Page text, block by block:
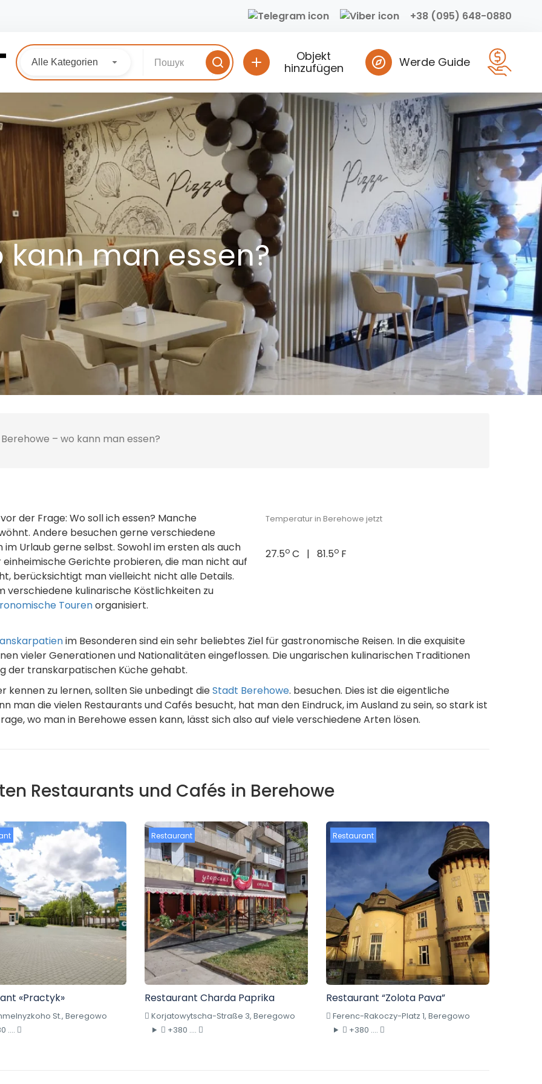
+38 (095) 648-0880
Alle Kategorien
Objekt
hinzufügen
Werde Guide
kann man essen?
Berehowe – wo kann man essen?
der Frage: Wo soll ich essen? Manche
Andere besuchen gerne verschiedene
Urlaub gerne selbst. Sowohl im ersten als auch
Gerichte probieren, die man nicht auf
berücksichtigt man vielleicht nicht alle Details.
verschiedene kulinarische Köstlichkeiten zu
Tourenorganisiert.
Temperatur in Berehowe jetzt
27.5o C | 81.5o F
im Besonderen sind ein sehr beliebtes Ziel für gastronomische Reisen. In die exquisite
vieler Generationen und Nationalitäten eingeflossen. Die ungarischen kulinarischen Traditionen
der transkarpatischen Küche gehabt.
zu lernen, sollten Sie unbedingt dieStadt Berehowe. besuchen. Dies ist die eigentliche
man die vielen Restaurants und Cafés besucht, hat man den Eindruck, im Ausland zu sein, so stark ist
wo man in Berehowe essen kann, lässt sich also auf viele verschiedene Arten lösen.
Restaurants und Cafés in Berehowe
«Practyk»
St., Beregowo
....
Restaurant
Restaurant Charda Paprika
Korjatowytscha-Straße 3, Beregowo
+380 ....
Restaurant
Restaurant “Zolota Pava”
Ferenc-Rakoczy-Platz 1, Beregowo
+380 ....